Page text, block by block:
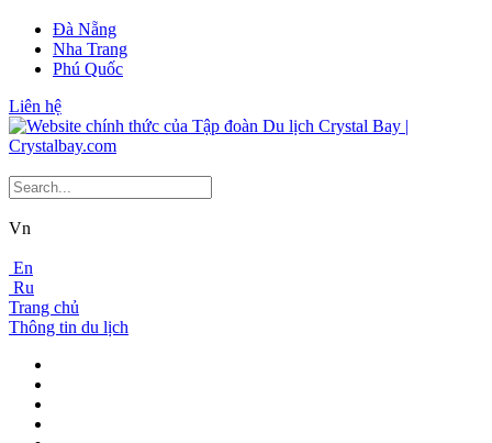
Đà Nẵng
Nha Trang
Phú Quốc
Liên hệ
Vn
En
Ru
Trang chủ
Thông tin du lịch